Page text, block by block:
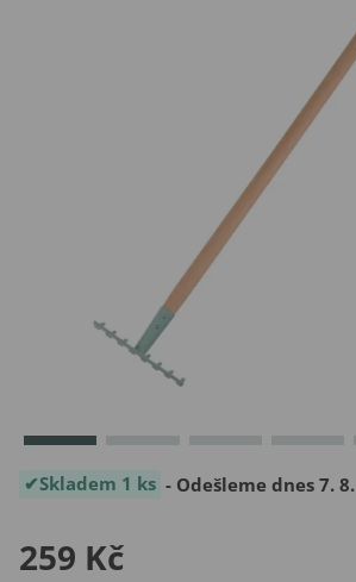
Skladem 1 ks - Odešleme dnes 7. 8.
259 Kč